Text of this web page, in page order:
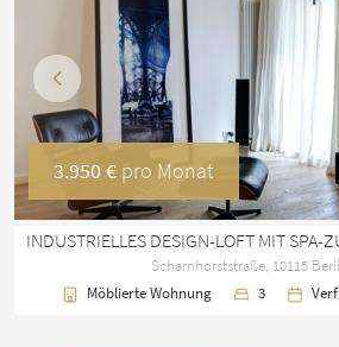
Vorherige
3.950 € pro Monat
Scharnhorststraße, 10115
Möblierte Wohnung
3